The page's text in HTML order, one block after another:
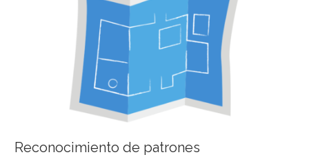
Reconocimiento de patrones